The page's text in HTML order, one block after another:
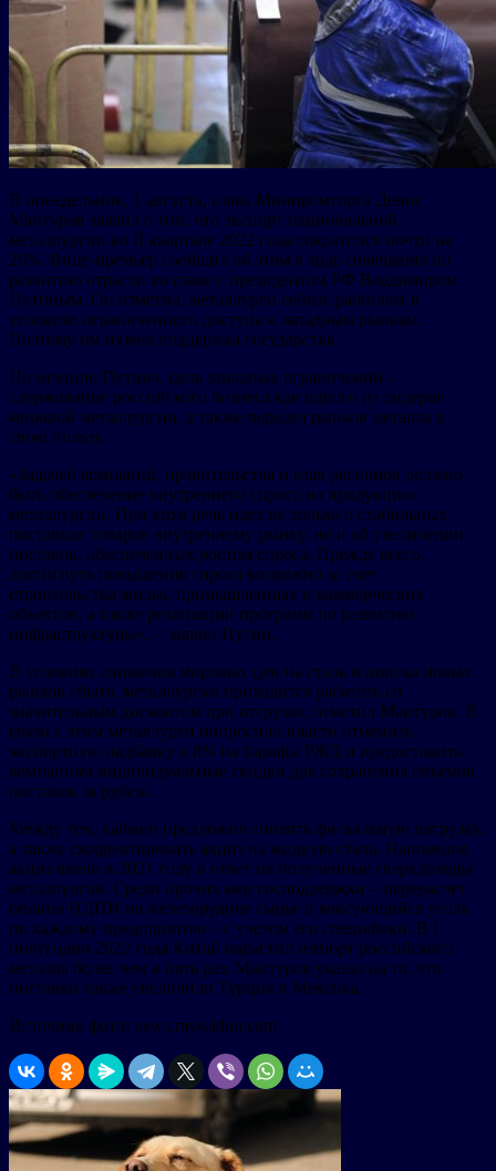
В понедельник, 1 августа, глава Минпромторга Денис
Мантуров заявил о том, что экспорт национальной
металлургии во II квартале 2022 года сократился почти на
20%. Вице-премьер сообщил об этом в ходе совещания по
развитию отрасли во главе с президентом РФ Владимиром
Путиным. Он отметил, металлурги сейчас работают в
условиях ограниченного доступа к западным рынкам.
Поэтому им нужна поддержка государства.
По мнению Путина, цель западных ограничений –
сдерживание российского бизнеса как одного из лидеров
мировой металлургии, а также передел рынков металла в
свою пользу.
«Задачей компаний, правительства и глав регионов должно
быть обеспечение внутреннего спроса на продукцию
металлургии. При этом речь идет не только о стабильных
поставках товаров внутреннему рынку, но и об увеличении
поставок, обеспеченных ростом спроса. Прежде всего,
достигнуть повышения спроса возможно за счет
строительства жилья, промышленных и коммерческих
объектов, а также реализации программ по развитию
инфраструктуры», – заявил Путин.
В условиях снижения мировых цен на сталь и поиска новых
рынков сбыта, металлургам приходится работать со
значительным дисконтом при отгрузке, отметил Мантуров. В
связи с этим металлурги попросили власти отменить
экспортную надбавку в 8% на тарифы РЖД и предоставить
компаниям индивидуальные скидки для сохранения объемов
поставок за рубеж.
Между тем, кабмин предложил снизить фискальную нагрузку,
а также скорректировать акциз на жидкую сталь. Напомним,
акциз ввели в 2021 году в ответ на полученные сверхдоходы
металлургов. Среди прочих мер господдержки – перерасчет
оплаты НДПИ на железорудное сырье и коксующийся уголь
по каждому предприятию – с учетом его специфики. В I
полугодии 2022 года Китай нарастил импорт российского
металла более чем в пять раз. Мантуров указал на то, что
поставки также увеличили Турция и Мексика.
Источник фото: news.myseldon.com